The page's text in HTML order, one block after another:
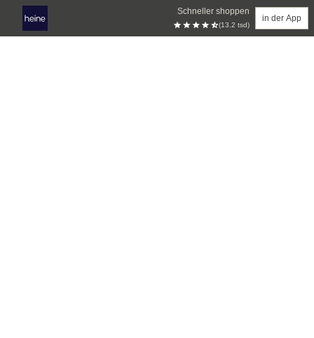
Schneller shoppen
(13.2 tsd)
in der App